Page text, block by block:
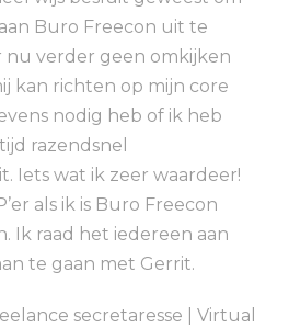
Buro Freecon uit te
nu verder geen omkijken
kan richten op mijn core
nodig heb of ik heb
razendsnel
. Iets wat ik zeer waardeer!
als ik is Buro Freecon
Ik raad het iedereen aan
te gaan met Gerrit.
secretaresse | Virtual